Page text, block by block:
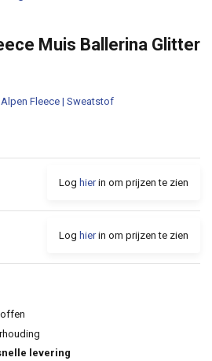
Muis Ballerina Glitter
Fleece | Sweatstof
Log hierin om prijzen te zien
Log hierin om prijzen te zien
levering